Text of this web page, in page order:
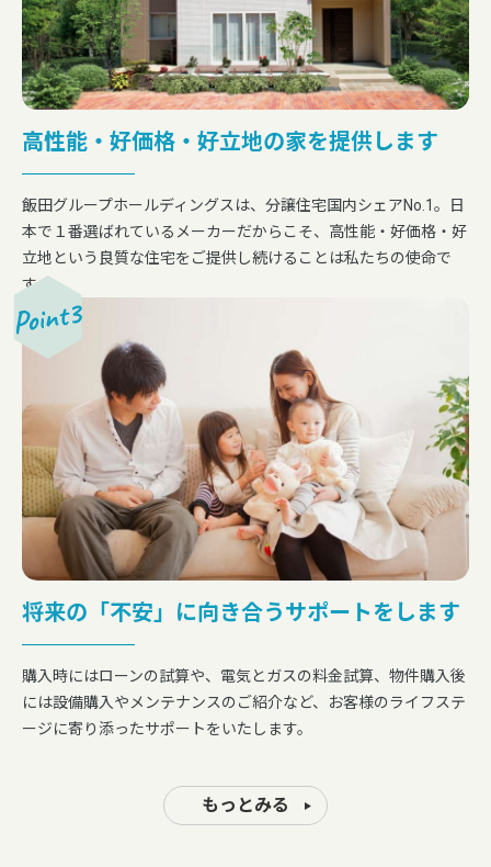
高性能・好価格・好立地の家を提供します
飯田グループホールディングスは、分譲住宅国内シェアNo.1。
日
本で１番選ばれているメーカーだからこそ、 高性能・好価格・好
立地という良質な住宅をご提供し続けることは私たちの使命で
す。
将来の「不安」に向き合うサポートをします
購入時にはローンの試算や、電気とガスの料金試算、物件購入後
には設備購入やメンテナンスのご紹介など、お客様のライフステ
ージに寄り添ったサポートをいたします。
もっとみる